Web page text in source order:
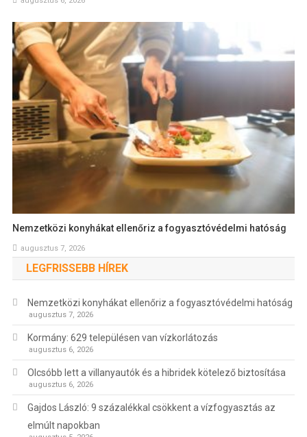
Nemzetközi konyhákat ellenőriz a fogyasztóvédelmi hatóság
augusztus 7, 2026
LEGFRISSEBB HÍREK
Nemzetközi konyhákat ellenőriz a fogyasztóvédelmi hatóság
augusztus 7, 2026
Kormány: 629 településen van vízkorlátozás
augusztus 6, 2026
Olcsóbb lett a villanyautók és a hibridek kötelező biztosítása
augusztus 6, 2026
Gajdos László: 9 százalékkal csökkent a vízfogyasztás az
elmúlt napokban